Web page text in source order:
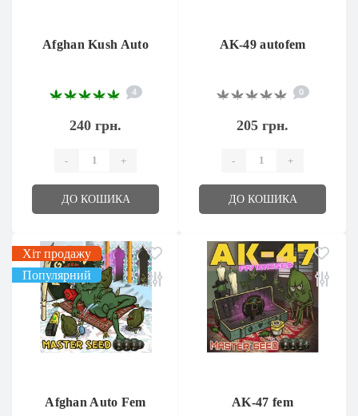
Afghan Kush Auto
4
240 грн.
- +
ДО КОШИКА
AK-49 autofem
0
205 грн.
- +
ДО КОШИКА
Хіт продажу
Популярний
Afghan Auto Fem AK-47 fem